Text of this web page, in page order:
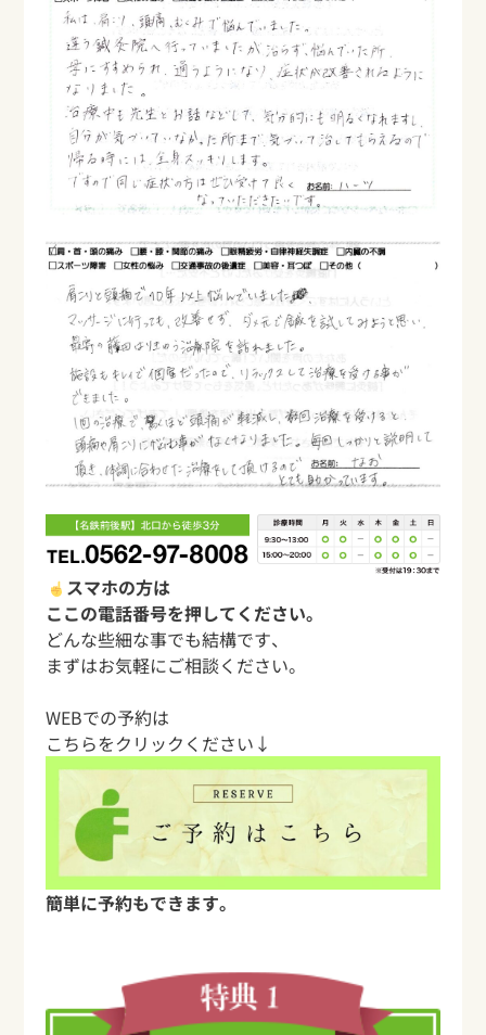
スマホの方は
ここの電話番号を押してください。
どんな些細な事でも結構です、
まずはお気軽にご相談ください。
WEBでの予約は
こちらをクリックください↓
簡単に予約もできます。